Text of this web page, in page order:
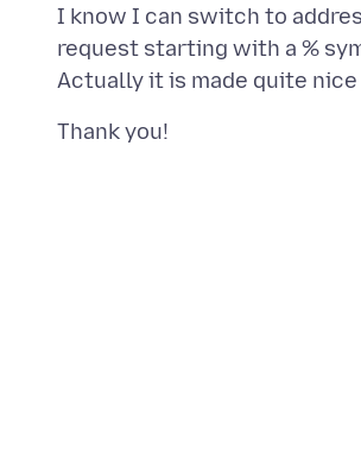
I know I can switch to
request starting with a %